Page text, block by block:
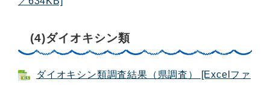
(4)ダイオキシン類
ダイオキシン類調査結果（県調査） [Excelファ